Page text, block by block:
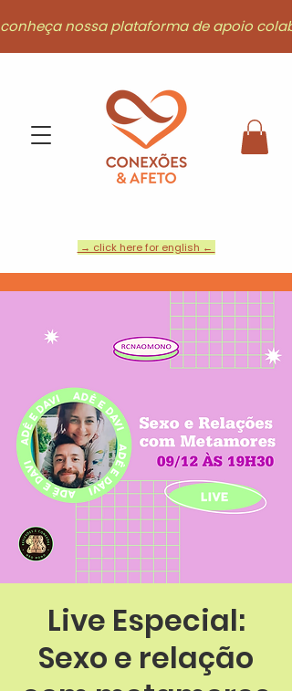
conheça nossa plataforma de apoio
→ click here for english ←
Live Especial:
Sexo e relação